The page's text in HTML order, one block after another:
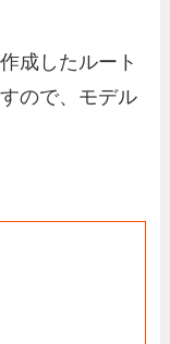
成したルート
ので、モデル